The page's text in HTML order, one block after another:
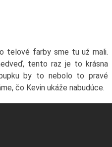
telové farby sme tu už mali.
tento raz je to krásna
by to nebolo to pravé
čo Kevin ukáže nabudúce.